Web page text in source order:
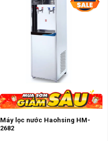
Máy lọc nước Haohsing HM-
2682